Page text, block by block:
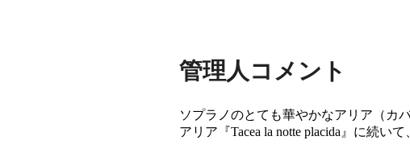
管理人コメント
ソプラノのとても華やかなアリア（カ
アリア『Tacea la notte placida』に続い